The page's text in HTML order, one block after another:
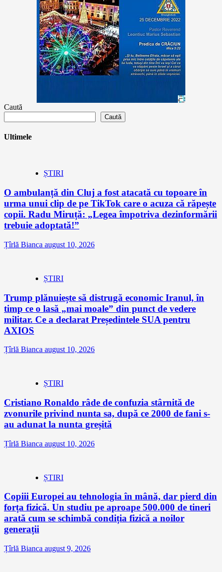
Caută
Caută
Ultimele
ȘTIRI
O ambulanță din Cluj a fost atacată cu topoare în
urma unui clip de pe TikTok care o acuza că răpește
copii. Radu Miruță: „Legea împotriva dezinformării
trebuie adoptată!”
Țîrlă Bianca august 10, 2026
ȘTIRI
Trump plănuiește să distrugă economic Iranul, în
timp ce o lasă „mai moale” din punct de vedere
militar. Ce a declarat Președintele SUA pentru
AXIOS
Țîrlă Bianca august 10, 2026
ȘTIRI
Cristiano Ronaldo râde de confuzia stârnită de
zvonurile privind nunta sa, după ce 2000 de fani s-
au adunat la nunta greșită
Țîrlă Bianca august 10, 2026
ȘTIRI
Copiii Europei au tehnologia în mână, dar pierd din
forța fizică. Un studiu pe aproape 500.000 de tineri
arată cum se schimbă condiția fizică a noilor
generații
Țîrlă Bianca august 9, 2026